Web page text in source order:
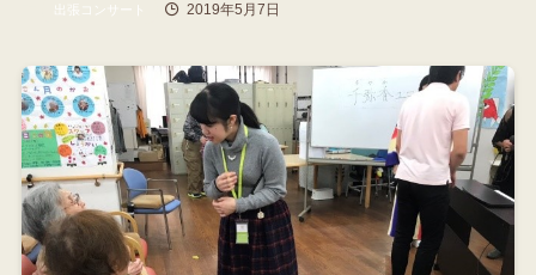
出張コンサート 2019年5月7日